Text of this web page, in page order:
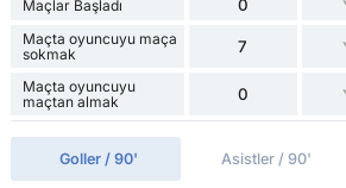
Maçlar Başladı 0
Maçta oyuncuyu maça
sokmak
7
Maçta oyuncuyu
maçtan almak
0
Goller / 90' Asistler / 90'